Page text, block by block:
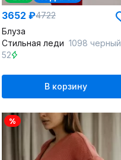
3652 ₽4722
Блуза
Стильная леди 1098 черный
52
В корзину
%